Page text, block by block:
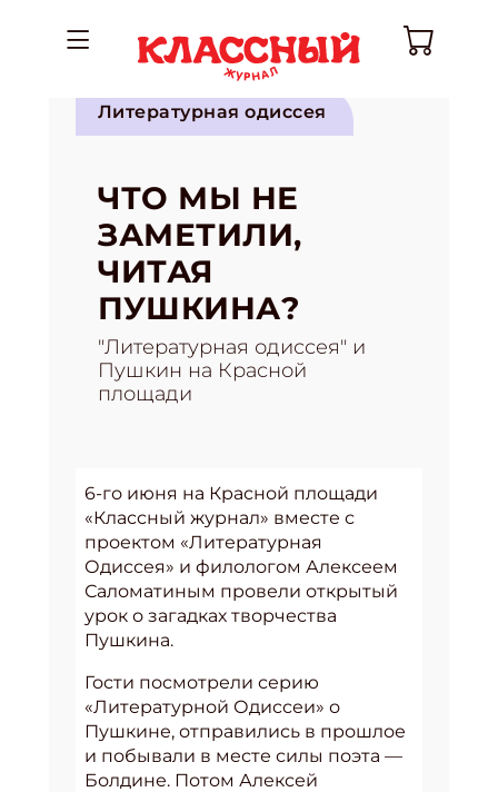
Литературная одиссея
ЧТО МЫ НЕ
ЗАМЕТИЛИ,
ЧИТАЯ
ПУШКИНА?
"Литературная одиссея" и
Пушкин на Красной
площади
6-го июня на Красной площади
«Классный журнал» вместе с
проектом «Литературная
Одиссея» и филологом Алексеем
Саломатиным провели открытый
урок о загадках творчества
Пушкина.
Гости посмотрели серию
«Литературной Одиссеи» о
Пушкине, отправились в прошлое
и побывали в месте силы поэта —
Болдине. Потом Алексей